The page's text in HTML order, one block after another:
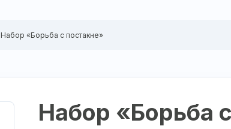
Набор «Борьба с постакне»
Набор «Борьба